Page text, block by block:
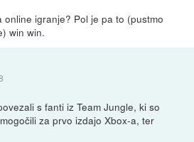
online igranje? Pol je pa to (pustmo
win win.
s fanti iz Team Jungle, ki so
za prvo izdajo Xbox-a, ter